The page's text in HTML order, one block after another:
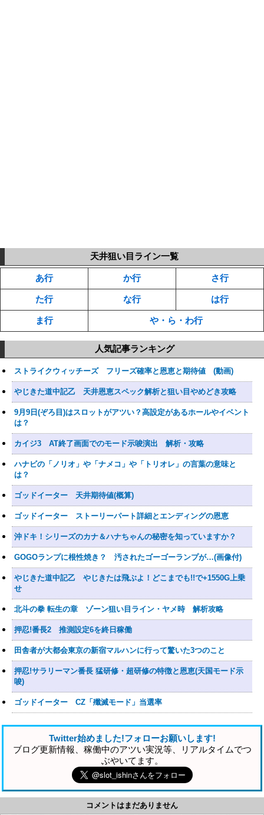
天井狙い目ライン一覧
あ行 か行 さ行
た行 な行 は行
ま行 や・ら・わ行
人気記事ランキング
ストライクウィッチーズ フリーズ確率と恩恵と期待値 (動画)
やじきた道中記乙 天井恩恵スペック解析と狙い目やめどき攻略
9月9日(ぞろ目)はスロットがアツい？高設定があるホールやイベント
は？
カイジ3 AT終了画面でのモード示唆演出 解析・攻略
ハナビの「ノリオ」や「ナメコ」や「トリオレ」の言葉の意味と
は？
ゴッドイーター 天井期待値(概算)
ゴッドイーター ストーリーパート詳細とエンディングの恩恵
沖ドキ！シリーズのカナ＆ハナちゃんの秘密を知っていますか？
GOGOランプに根性焼き？ 汚されたゴーゴーランプが…(画像付)
やじきた道中記乙 やじきたは飛ぶよ！どこまでも!!で+1550G上乗
せ
北斗の拳 転生の章 ゾーン狙い目ライン・ヤメ時 解析攻略
押忍!番長2 推測設定6を終日稼働
田舎者が大都会東京の新宿マルハンに行って驚いた3つのこと
押忍!サラリーマン番長 猛研修・超研修の特徴と恩恵(天国モード示
唆)
ゴッドイーター CZ「殲滅モード」当選率
Twitter始めました!フォローお願いします!
ブログ更新情報、稼働中のアツい実況等、リアルタイムでつ
ぶやいてます。
コメントはまだありません